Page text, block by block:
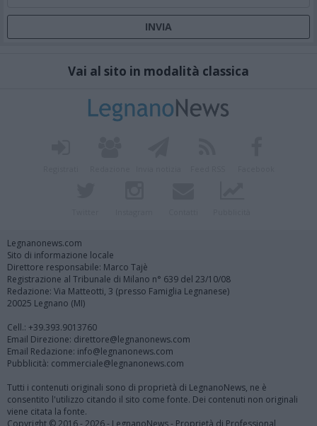
Vai al sito in modalità classica
Legnanonews.com
Sito di informazione locale
Direttore responsabile: Marco Tajè
Registrazione al Tribunale di Milano n° 639 del 23/10/08
Redazione: Via Matteotti, 3 (presso Famiglia Legnanese)
20025 Legnano (MI)
Cell.: +39.393.9013760
Email Direzione: direttore@legnanonews.com
Email Redazione: info@legnanonews.com
Pubblicità: commerciale@legnanonews.com
Tutti i contenuti originali sono di proprietà di LegnanoNews, ne è
consentito l'utilizzo citando il sito come fonte. Dei contenuti non originali
viene citata la fonte.
Copyright © 2016 - 2026 - LegnanoNews - Proprietà di Professional